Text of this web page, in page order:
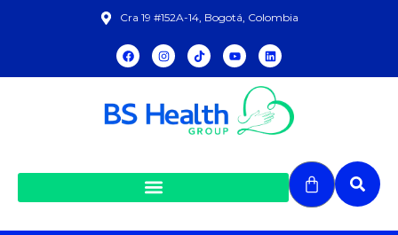
Cra 19 #152A-14, Bogotá, Colombia